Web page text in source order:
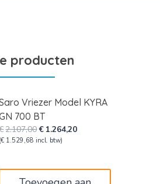
producten
Vriezer Model KYRA
700 BT
2.107,00Oorspronkelijke
prijs
€ 1.264,20Huidige
(€ 1.529,68 incl. btw)